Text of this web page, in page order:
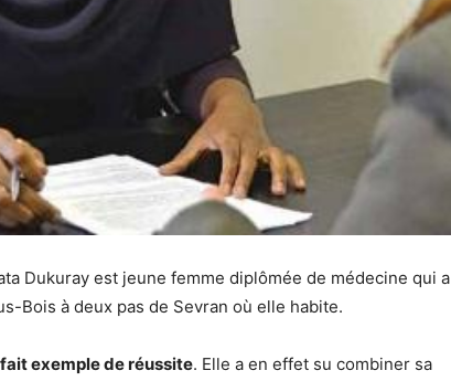
Dukuray est jeune femme diplômée de médecine qui a
Bois à deux pas de Sevran où elle habite.
exemple de réussite. Elle a en effet su combiner sa